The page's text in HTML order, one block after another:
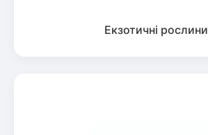
Екзотичні рослини